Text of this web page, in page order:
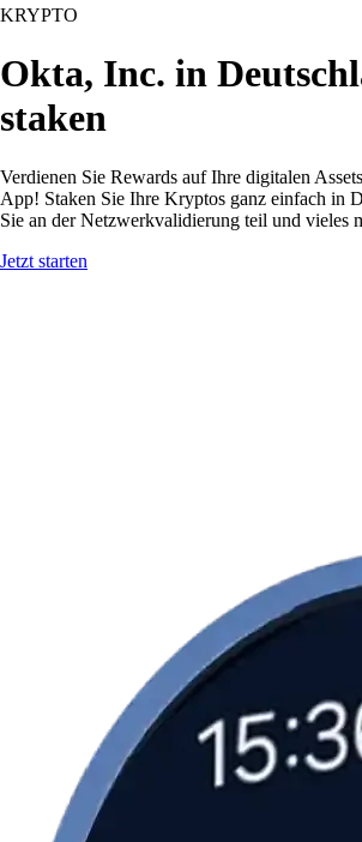
KRYPTO
Okta, Inc. in
staken
Verdienen Sie Rewards auf Ihre digitalen
App! Staken Sie Ihre Kryptos ganz einfach in
Sie an der Netzwerkvalidierung teil und vieles
Jetzt starten